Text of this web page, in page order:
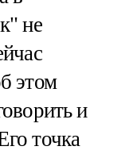
не
этом
и
точка